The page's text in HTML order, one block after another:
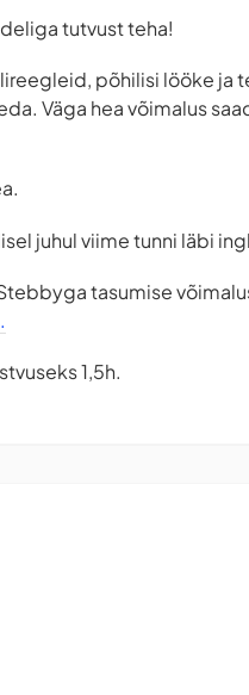
tutvust teha!
põhilisi lööke ja
Väga hea võimalus
juhul viime tunni läbi
tasumise
.
1,5h.